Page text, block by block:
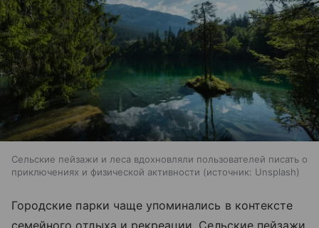
Сельские пейзажи и леса вдохновляли пользователей писать о
приключениях и физической активности
источник: Unsplash
Городские парки чаще упоминались в контексте
семейного отдыха и рекреации. Сельские пейзажи